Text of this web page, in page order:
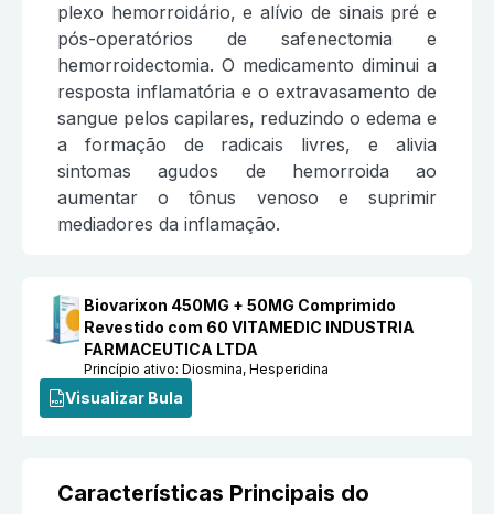
plexo hemorroidário, e alívio de sinais pré e
pós-operatórios de safenectomia e
hemorroidectomia. O medicamento diminui a
resposta inflamatória e o extravasamento de
sangue pelos capilares, reduzindo o edema e
a formação de radicais livres, e alivia
sintomas agudos de hemorroida ao
aumentar o tônus venoso e suprimir
mediadores da inflamação.
Biovarixon 450MG + 50MG Comprimido
Revestido com 60 VITAMEDIC INDUSTRIA
FARMACEUTICA LTDA
Princípio ativo:Diosmina, Hesperidina
Visualizar Bula
Características Principais do